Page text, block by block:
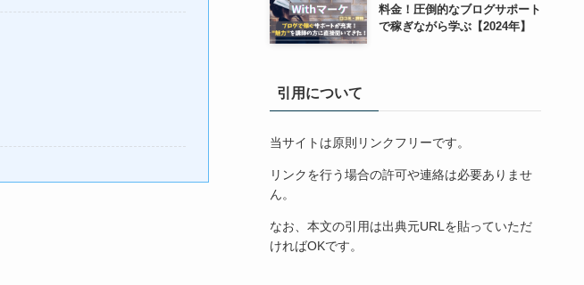
料金！圧倒的なブログサポート
で稼ぎながら学ぶ【2024年】
引用について
当サイトは原則リンクフリーです。
リンクを行う場合の許可や連絡は必要ありませ
ん。
なお、本文の引用は出典元URLを貼っていただ
ければOKです。